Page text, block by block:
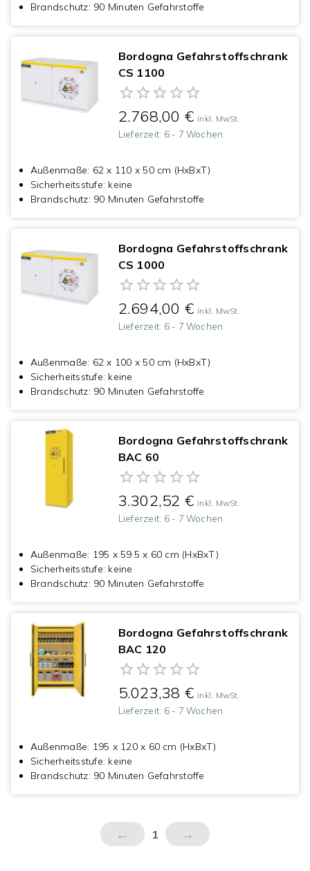
Brandschutz: 90 Minuten Gefahrstoffe
Bordogna Gefahrstoffschrank
CS 1100
2.768,00 € inkl. MwSt.
Lieferzeit: 6 - 7 Wochen
Außenmaße: 62 x 110 x 50 cm (HxBxT)
Sicherheitsstufe: keine
Brandschutz: 90 Minuten Gefahrstoffe
Bordogna Gefahrstoffschrank
CS 1000
2.694,00 € inkl. MwSt.
Lieferzeit: 6 - 7 Wochen
Außenmaße: 62 x 100 x 50 cm (HxBxT)
Sicherheitsstufe: keine
Brandschutz: 90 Minuten Gefahrstoffe
Bordogna Gefahrstoffschrank
BAC 60
3.302,52 € inkl. MwSt.
Lieferzeit: 6 - 7 Wochen
Außenmaße: 195 x 59.5 x 60 cm (HxBxT)
Sicherheitsstufe: keine
Brandschutz: 90 Minuten Gefahrstoffe
Bordogna Gefahrstoffschrank
BAC 120
5.023,38 € inkl. MwSt.
Lieferzeit: 6 - 7 Wochen
Außenmaße: 195 x 120 x 60 cm (HxBxT)
Sicherheitsstufe: keine
Brandschutz: 90 Minuten Gefahrstoffe
← 1 →